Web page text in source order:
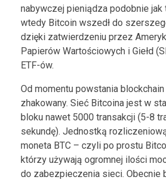
nabywczej pieniądza podobnie jak
wtedy Bitcoin wszedł do
dzięki zatwierdzeniu przez
Papierów Wartościowych i Giełd
ETF-ów.
Od momentu powstania
zhakowany. Sieć Bitcoina jest w
bloku nawet 5000 transakcji (5-8
sekundę). Jednostką
moneta BTC – czyli po prostu
którzy używają ogromnej ilości
do zabezpieczenia sieci. Obecnie